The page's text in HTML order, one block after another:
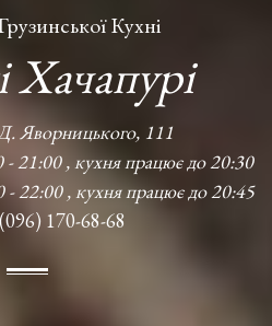
Кухні
Хачапурі
Яворницького, 111
21:00 , кухня працює до 20:30
22:00 , кухня працює до 20:45
170-68-68